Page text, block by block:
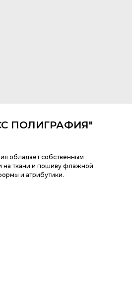
ПОЛИГРАФИЯ"
обладает собственным
на ткани и пошиву флажной
и атрибутики.